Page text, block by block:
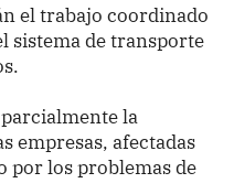
el trabajo coordinado
sistema de transporte
la
empresas, afectadas
por los problemas de